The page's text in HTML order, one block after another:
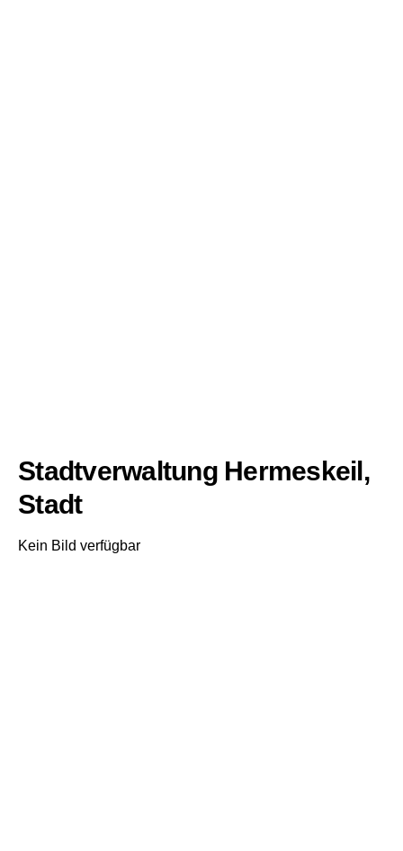
Stadtverwaltung Hermeskeil,
Stadt
Kein Bild verfügbar